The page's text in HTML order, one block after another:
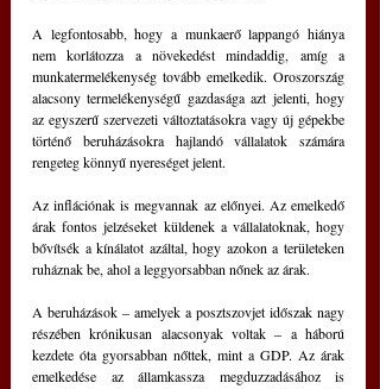
A legfontosabb, hogy a munkaerő lappangó hiánya
nem korlátozza a növekedést mindaddig, amíg a
munkatermelékenység tovább emelkedik. Oroszország
alacsony termelékenységű gazdasága azt jelenti, hogy
az egyszerű szervezeti változtatásokra vagy új gépekbe
történő beruházásokra hajlandó vállalatok számára
rengeteg könnyű nyereséget jelent.
Az inflációnak is megvannak az előnyei. Az emelkedő
árak fontos jelzéseket küldenek a vállalatoknak, hogy
bővítsék a kínálatot azáltal, hogy azokon a területeken
ruháznak be, ahol a leggyorsabban nőnek az árak.
A beruházások ‒ amelyek a posztszovjet időszak nagy
részében krónikusan alacsonyak voltak ‒ a háború
kezdete óta gyorsabban nőttek, mint a GDP. Az árak
emelkedése az államkassza megduzzadásához is